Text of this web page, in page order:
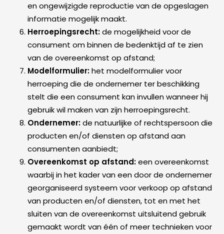
en ongewijzigde reproductie van de opgeslagen
informatie mogelijk maakt.
Herroepingsrecht:de mogelijkheid voor de
consument om binnen de bedenktijd af te zien
van de overeenkomst op afstand;
Modelformulier:het modelformulier voor
herroeping die de ondernemer ter beschikking
stelt die een consument kan invullen wanneer hij
gebruik wil maken van zijn herroepingsrecht.
Ondernemer:de natuurlijke of rechtspersoon die
producten en/of diensten op afstand aan
consumenten aanbiedt;
Overeenkomst op afstand:een overeenkomst
waarbij in het kader van een door de ondernemer
georganiseerd systeem voor verkoop op afstand
van producten en/of diensten, tot en met het
sluiten van de overeenkomst uitsluitend gebruik
gemaakt wordt van één of meer technieken voor